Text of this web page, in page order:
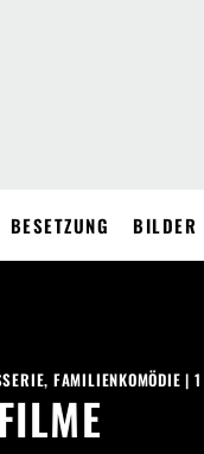
BESETZUNG BILDER
, FAMILIENKOMÖDIE | 1